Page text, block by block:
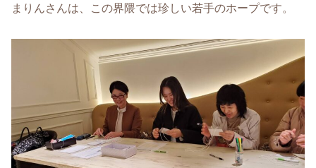
まりんさんは、この界隈では珍しい若手のホープです。